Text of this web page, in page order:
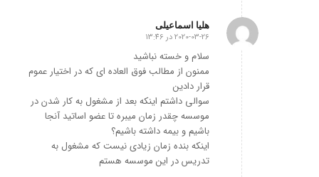
هلیا اسماعیلی
گفته:
2020-03-26 در 13:46
سلام و خسته نباشید
ممنون از مطالب فوق العاده ای که در اختیار عموم
قرار دادین
سوالی داشتم اینکه بعد از مشغول به کار شدن در
موسسه چقدر زمان میبره تا عضو اساتید آنجا
باشیم و بیمه داشته باشیم؟
اینکه بنده زمان زیادی نیست که مشغول به
تدریس در این موسسه هستم